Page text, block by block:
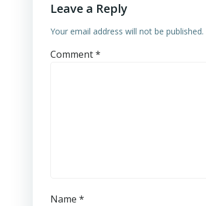
Leave a Reply
Your email address will not be published.
Comment*
Name *